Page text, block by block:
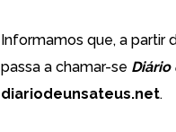
Informamos que, a partir
passa a chamar-se Diário
diariodeunsateus.net.